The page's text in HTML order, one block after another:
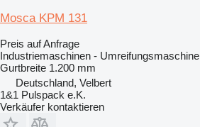
Mosca KPM 131
Preis auf Anfrage
Industriemaschinen - Umreifungsmaschine
Gurtbreite 1.200 mm
Deutschland, Velbert
1&1 Pulspack e.K.
Verkäufer kontaktieren